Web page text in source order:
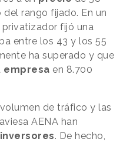
rango fijado. En un
fijó una
entre los 43 y los 55
ha superado y que
empresa en 8.700
de tráfico y las
AENA han
inversores. De hecho,